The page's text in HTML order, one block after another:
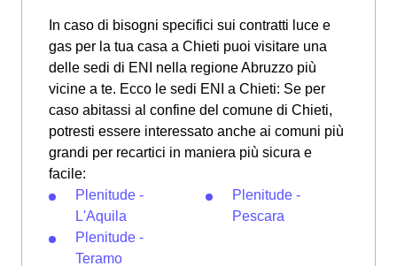
In caso di bisogni specifici sui contratti luce e
gas per la tua casa a Chieti puoi visitare una
delle sedi di ENI nella regione Abruzzo più
vicine a te. Ecco le sedi ENI a Chieti: Se per
caso abitassi al confine del comune di Chieti,
potresti essere interessato anche ai comuni più
grandi per recartici in maniera più sicura e
facile:
Plenitude -
L'Aquila
Plenitude -
Teramo
Plenitude -
Pescara